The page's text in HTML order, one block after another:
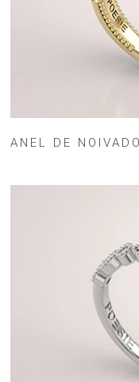
ANEL DE